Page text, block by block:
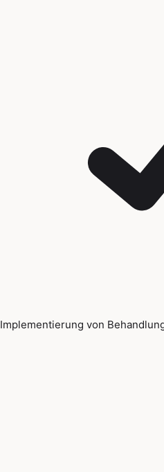
Implementierung von